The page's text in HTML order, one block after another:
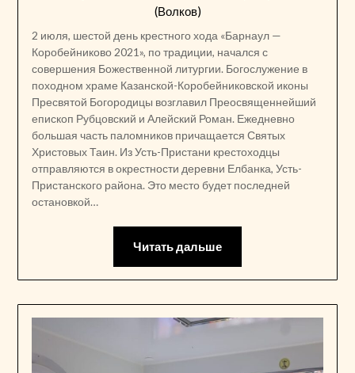
(Волков)
2 июля, шестой день крестного хода «Барнаул —
Коробейниково 2021», по традиции, начался с
совершения Божественной литургии. Богослужение в
походном храме Казанской-Коробейниковской иконы
Пресвятой Богородицы возглавил Преосвященнейший
епископ Рубцовский и Алейский Роман. Ежедневно
большая часть паломников причащается Святых
Христовых Таин. Из Усть-Пристани крестоходцы
отправляются в окрестности деревни Елбанка, Усть-
Пристанского района. Это место будет последней
остановкой…
Читать дальше